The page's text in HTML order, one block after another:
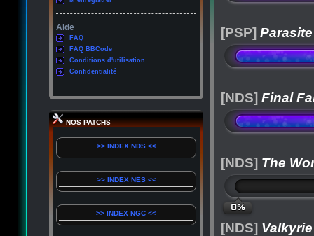
Aide
FAQ
FAQ BBCode
Conditions d'utilisation
Confidentialité
NOS PATCHS
>> INDEX NDS <<
>> INDEX NES <<
>> INDEX NGC <<
[PSP]
[NDS] Final
[NDS] The
0%
[NDS]